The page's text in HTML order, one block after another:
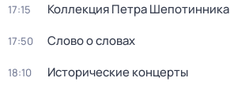
17:15 Коллекция Петра Шепотинника
17:50 Слово о словах
18:10 Исторические концерты